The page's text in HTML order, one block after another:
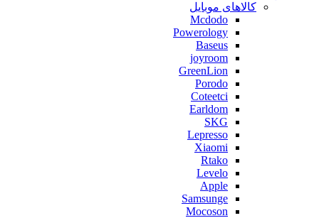
کالاهای موبایل
Mcdodo
Powerology
Baseus
joyroom
GreenLion
Porodo
Coteetci
Earldom
SKG
Lepresso
Xiaomi
Rtako
Levelo
Apple
Samsunge
Mocoson